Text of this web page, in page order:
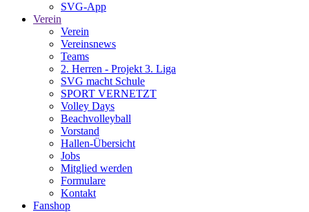
SVG-App
Verein
Verein
Vereinsnews
Teams
2. Herren - Projekt 3. Liga
SVG macht Schule
SPORT VERNETZT
Volley Days
Beachvolleyball
Vorstand
Hallen-Übersicht
Jobs
Mitglied werden
Formulare
Kontakt
Fanshop